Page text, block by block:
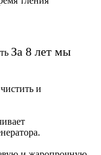
За 8 лет мы
и